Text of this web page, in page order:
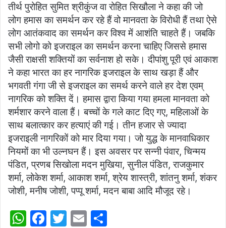
तीर्थ पुरोहित सुमित श्रीकुंज वा रोहित सिखौला ने कहा की जो
लोग हमास का समर्थन कर रहे हैं वो मानवता के विरोधी हैं तथा ऐसे
लोग आतंकवाद का समर्थन कर विश्व में आशंति चाहते हैं। जबकि
सभी लोगो को इजराइल का समर्थन करना चाहिए जिससे हमास
जैसी राक्षसी शक्तियों का सर्वनाश हो सके। दीपांशु पूरी एवं आकाश
ने कहा भारत का हर नागरिक इजराइल के साथ खड़ा हैं और
भगवती गंगा जी से इजराइल का समर्थ करने वाले हर देश एवम्
नागरिक को शक्ति दें। हमास द्वारा किया गया हमला मानवता को
शर्मशार करने वाला हैं। बच्चों के गले काट दिए गए, महिलाओं के
साथ बलात्कार कर हत्याएं की गई। तीन हजार से ज्यादा
इजराइली नागरिकों को मार दिया गया। जो युद्ध के मानवाधिकार
नियमों का भी उल्नघन हैं। इस अवसर पर सन्नी पंवार, चिन्मय
पंडित, प्रणब सिखोला मदन मुखिया, सुनील पंडित, राजकुमार
शर्मा, लोकेश शर्मा, आकाश शर्मा, श्रेय शास्त्री, शांतनु शर्मा, शंकर
जोशी, मनीष जोशी, पप्पू शर्मा, मदन बाबा आदि मौजूद रहे।
W F
T
E